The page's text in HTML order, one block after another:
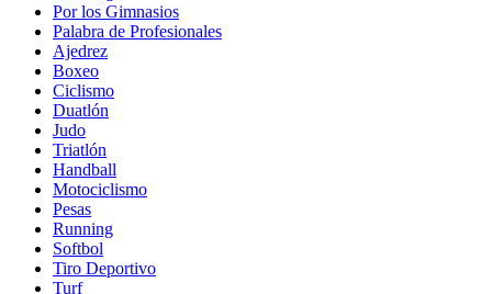
Por los Gimnasios
Palabra de Profesionales
Ajedrez
Boxeo
Ciclismo
Duatlón
Judo
Triatlón
Handball
Motociclismo
Pesas
Running
Softbol
Tiro Deportivo
Turf